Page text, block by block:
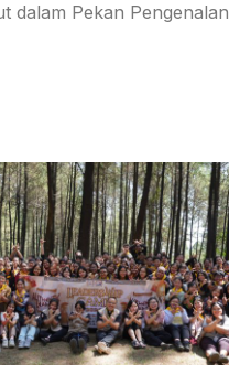
dalam Pekan Pengenalan